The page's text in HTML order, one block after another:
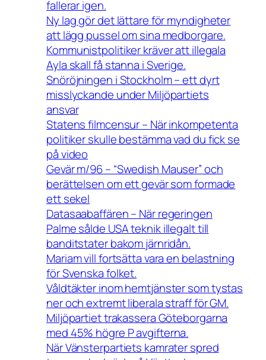
fallerar igen.
Ny lag gör det lättare för myndigheter
att lägg pussel om sina medborgare.
Kommunistpolitiker kräver att illegala
Ayla skall få stanna i Sverige.
Snöröjningen i Stockholm – ett dyrt
misslyckande under Miljöpartiets
ansvar
Statens filmcensur – När inkompetenta
politiker skulle bestämma vad du fick se
på video
Gevär m/96 – “Swedish Mauser” och
berättelsen om ett gevär som formade
ett sekel
Datasaabaffären – När regeringen
Palme sålde USA teknik illegalt till
banditstater bakom järnridån.
Mariam vill fortsätta vara en belastning
för Svenska folket.
Våldtäkter inom hemtjänster som tystas
ner och extremt liberala straff för GM.
Miljöpartiet trakassera Göteborgarna
med 45% högre P avgifterna.
När Vänsterpartiets kamrater spred